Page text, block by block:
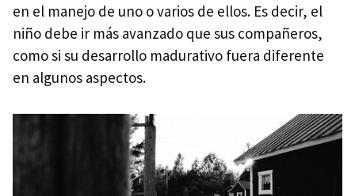
en el manejo de uno o varios de ellos. Es decir, el
niño debe ir más avanzado que sus compañeros,
como si su desarrollo madurativo fuera diferente
en algunos aspectos.